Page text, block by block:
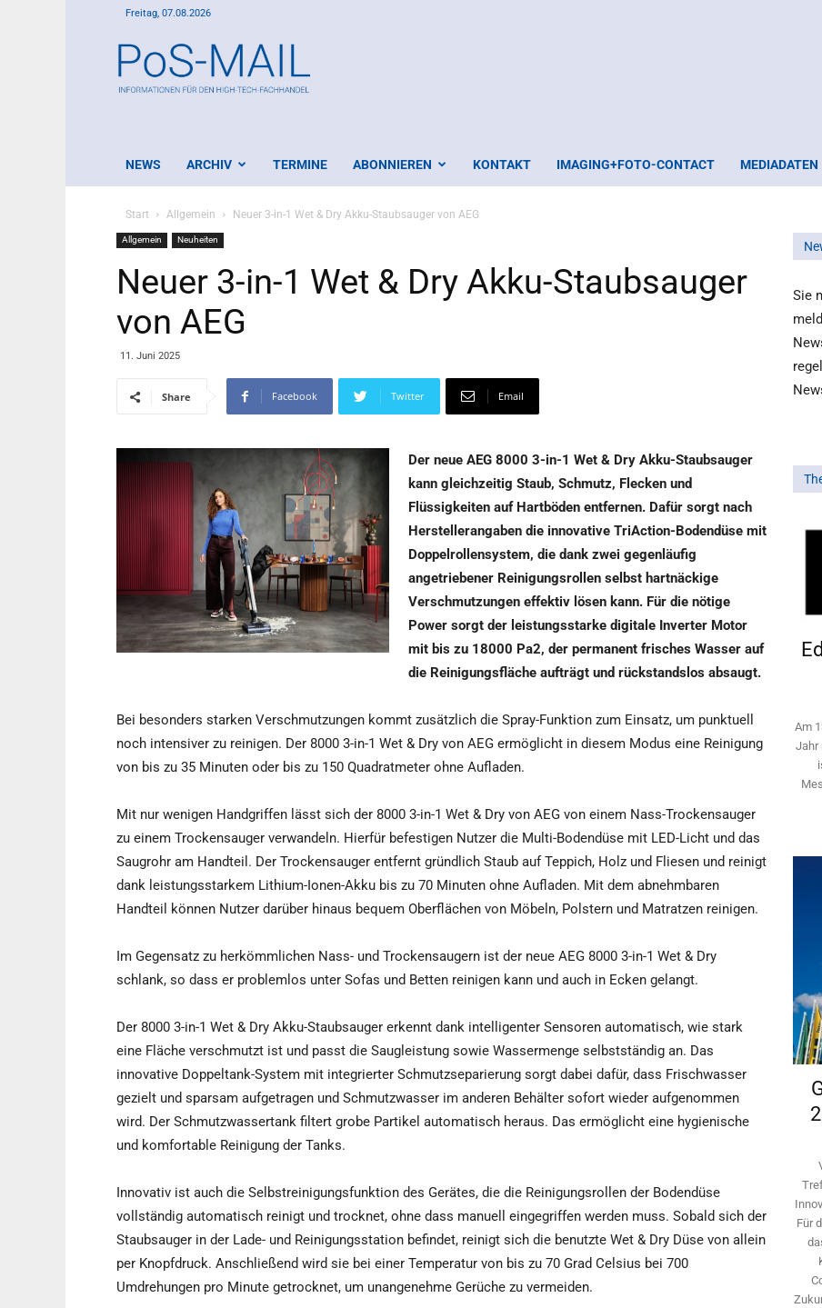
Freitag, 07.08.2026
Mail
NEWS ARCHIV TERMINE ABONNIEREN KONTAKT IMAGING+FOTO-CONTACT MEDIADATEN
Start Allgemein Neuer 3-in-1 Wet & Dry Akku-Staubsauger von AEG
Allgemein Neuheiten
Neuer 3-in-1 Wet & Dry Akku-Staubsauger
von AEG
11. Juni 2025
Share Facebook Twitter Email
Der neue AEG 8000 3-in-1 Wet & Dry Akku-Staubsauger
kann gleichzeitig Staub, Schmutz, Flecken und
Flüssigkeiten auf Hartböden entfernen. Dafür sorgt nach
Herstellerangaben die innovative TriAction-Bodendüse mit
Doppelrollensystem, die dank zwei gegenläufig
angetriebener Reinigungsrollen selbst hartnäckige
Verschmutzungen effektiv lösen kann. Für die nötige
Power sorgt der leistungsstarke digitale Inverter Motor
mit bis zu 18000 Pa2, der permanent frisches Wasser auf
die Reinigungsfläche aufträgt und rückstandslos absaugt.
Bei besonders starken Verschmutzungen kommt zusätzlich die Spray-Funktion zum Einsatz, um punktuell
noch intensiver zu reinigen. Der 8000 3-in-1 Wet & Dry von AEG ermöglicht in diesem Modus eine Reinigung
von bis zu 35 Minuten oder bis zu 150 Quadratmeter ohne Aufladen.
Mit nur wenigen Handgriffen lässt sich der 8000 3-in-1 Wet & Dry von AEG von einem Nass-Trockensauger
zu einem Trockensauger verwandeln. Hierfür befestigen Nutzer die Multi-Bodendüse mit LED-Licht und das
Saugrohr am Handteil. Der Trockensauger entfernt gründlich Staub auf Teppich, Holz und Fliesen und reinigt
dank leistungsstarkem Lithium-Ionen-Akku bis zu 70 Minuten ohne Aufladen. Mit dem abnehmbaren
Handteil können Nutzer darüber hinaus bequem Oberflächen von Möbeln, Polstern und Matratzen reinigen.
Im Gegensatz zu herkömmlichen Nass- und Trockensaugern ist der neue AEG 8000 3-in-1 Wet & Dry
schlank, so dass er problemlos unter Sofas und Betten reinigen kann und auch in Ecken gelangt.
Der 8000 3-in-1 Wet & Dry Akku-Staubsauger erkennt dank intelligenter Sensoren automatisch, wie stark
eine Fläche verschmutzt ist und passt die Saugleistung sowie Wassermenge selbstständig an. Das
innovative Doppeltank-System mit integrierter Schmutzseparierung sorgt dabei dafür, dass Frischwasser
gezielt und sparsam aufgetragen und Schmutzwasser im anderen Behälter sofort wieder aufgenommen
wird. Der Schmutzwassertank filtert grobe Partikel automatisch heraus. Das ermöglicht eine hygienische
und komfortable Reinigung der Tanks.
Innovativ ist auch die Selbstreinigungsfunktion des Gerätes, die die Reinigungsrollen der Bodendüse
vollständig automatisch reinigt und trocknet, ohne dass manuell eingegriffen werden muss. Sobald sich der
Staubsauger in der Lade- und Reinigungsstation befindet, reinigt sich die benutzte Wet & Dry Düse von allein
per Knopfdruck. Anschließend wird sie bei einer Temperatur von bis zu 70 Grad Celsius bei 700
Umdrehungen pro Minute getrocknet, um unangenehme Gerüche zu vermeiden.
Sie
Am
Jahr
Für